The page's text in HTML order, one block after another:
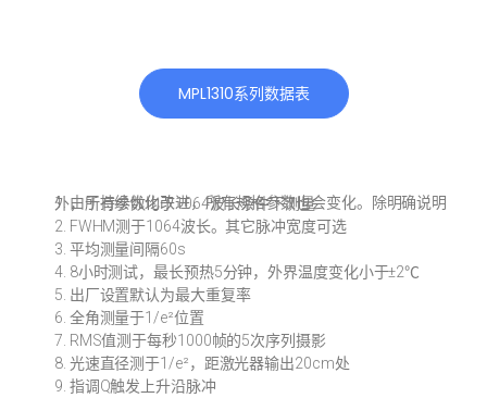
MPL1310系列数据表
1. 由于持续优化改进，所有规格参数也会变化。除明确说明外，所有参数均于1064波长条件下测量
2. FWHM测于1064波长。其它脉冲宽度可选
3. 平均测量间隔60s
4. 8小时测试，最长预热5分钟，外界温度变化小于±2℃
5. 出厂设置默认为最大重复率
6. 全角测量于1/e²位置
7. RMS值测于每秒1000帧的5次序列摄影
8. 光速直径测于1/e²，距激光器输出20cm处
9. 指调Q触发上升沿脉冲